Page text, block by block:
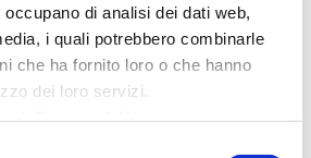
di analisi dei dati web,
i quali potrebbero combinarle
che ha fornito loro o che hanno
dei loro servizi.
insieme questa
e passione!